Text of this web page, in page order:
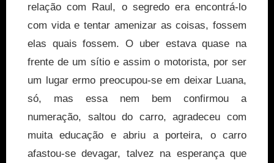
relação com Raul, o segredo era encontrá-lo
com vida e tentar amenizar as coisas, fossem
elas quais fossem. O uber estava quase na
frente de um sítio e assim o motorista, por ser
um lugar ermo preocupou-se em deixar Luana,
só, mas essa nem bem confirmou a
numeração, saltou do carro, agradeceu com
muita educação e abriu a porteira, o carro
afastou-se devagar, talvez na esperança que